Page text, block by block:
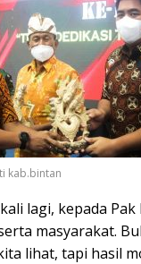
kab.bintan
lagi, kepada
masyarakat.
lihat, tapi hasil